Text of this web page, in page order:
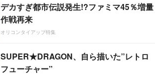
デカすぎ都市伝説発生!?ファミマ45％増量
作戦再来
オリコンタイアップ特集
SUPER★DRAGON、自ら描いた”レトロ
フューチャー”